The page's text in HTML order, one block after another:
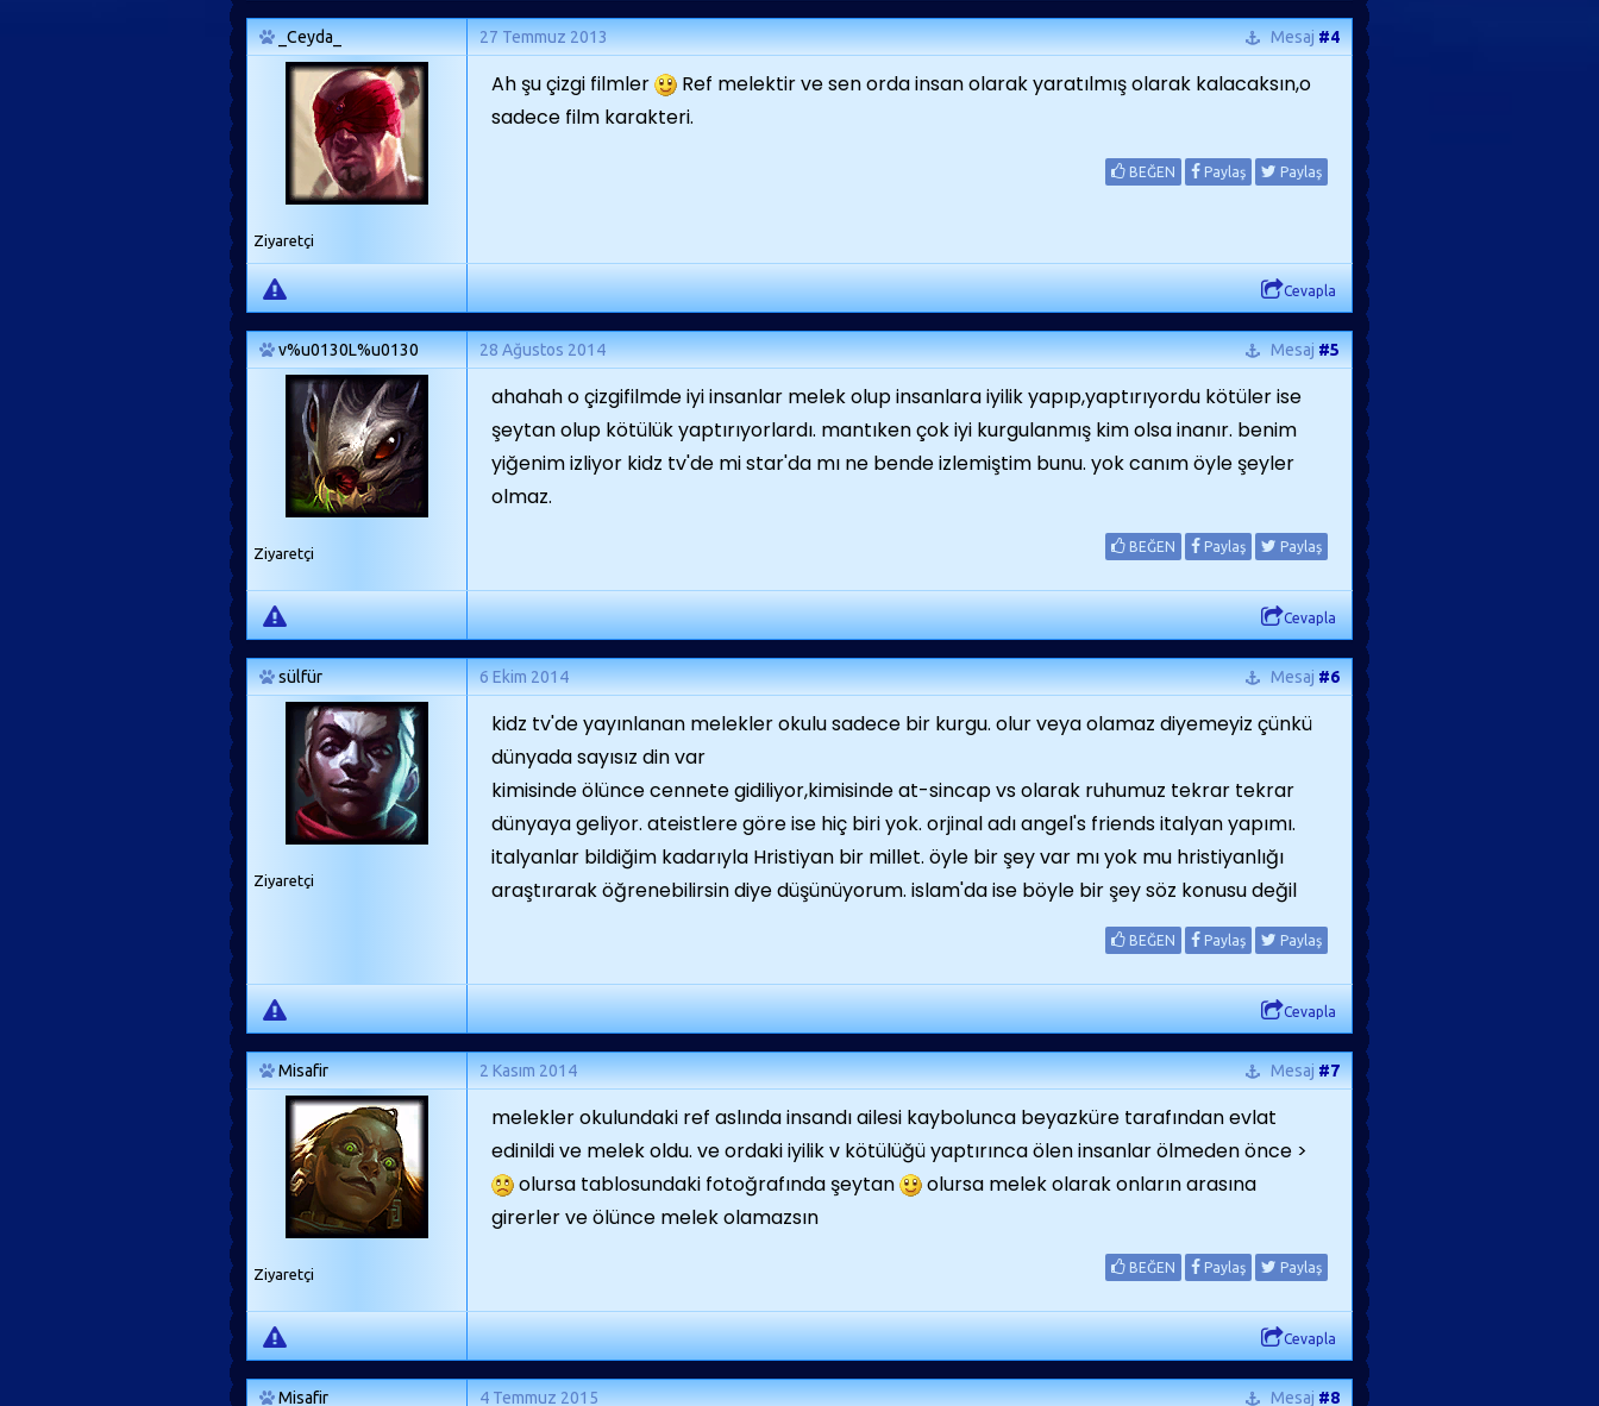
_Ceyda_ 27 Temmuz 2013 Mesaj#4
Ziyaretçi
Ah şu çizgi filmler
Ref melektir ve sen orda insan olarak yaratılmış olarak kalacaksın,o
sadece film karakteri.
BEĞEN Paylaş Paylaş
Cevapla
v%u0130L%u0130 28 Ağustos 2014 Mesaj#5
Ziyaretçi
ahahah o çizgifilmde iyi insanlar melek olup insanlara iyilik yapıp,yaptırıyordu kötüler ise
şeytan olup kötülük yaptırıyorlardı. mantıken çok iyi kurgulanmış kim olsa inanır. benim
yiğenim izliyor kidz tv'de mi star'da mı ne bende izlemiştim bunu. yok canım öyle şeyler
olmaz.
BEĞEN Paylaş Paylaş
Cevapla
sülfür 6 Ekim 2014 Mesaj#6
Ziyaretçi
kidz tv'de yayınlanan melekler okulu sadece bir kurgu. olur veya olamaz diyemeyiz çünkü
dünyada sayısız din var
kimisinde ölünce cennete gidiliyor,kimisinde at-sincap vs olarak ruhumuz tekrar tekrar
dünyaya geliyor. ateistlere göre ise hiç biri yok. orjinal adı angel's friends italyan yapımı.
italyanlar bildiğim kadarıyla Hristiyan bir millet. öyle bir şey var mı yok mu hristiyanlığı
araştırarak öğrenebilirsin diye düşünüyorum. islam'da ise böyle bir şey söz konusu değil
BEĞEN Paylaş Paylaş
Cevapla
Misafir 2 Kasım 2014 Mesaj#7
Ziyaretçi
melekler okulundaki ref aslında insandı ailesi kaybolunca beyazküre tarafından evlat
edinildi ve melek oldu. ve ordaki iyilik v kötülüğü yaptırınca ölen insanlar ölmeden önce >
olursa tablosundaki fotoğrafında şeytan
olursa melek olarak onların arasına
girerler ve ölünce melek olamazsın
BEĞEN Paylaş Paylaş
Cevapla
Misafir 4 Temmuz 2015 Mesaj#8